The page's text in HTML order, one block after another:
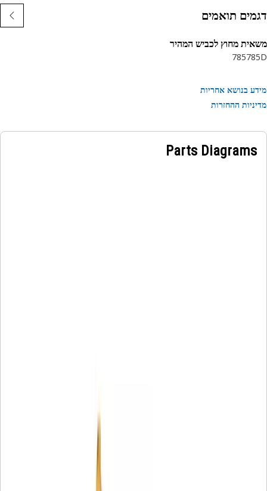
תואמים
מחוץ לכביש המהיר
785
בנושא אחריות
ההחזרות
Parts Diagrams